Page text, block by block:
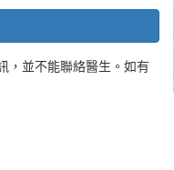
，並不能聯絡醫生。如有